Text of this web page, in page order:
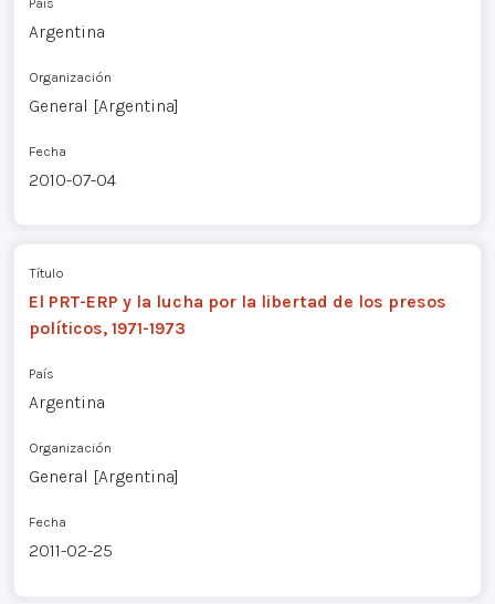
Argentina
Organización
General [Argentina]
Fecha
2010-07-04
Título
El PRT-ERP y la lucha por la libertad de los presos
políticos, 1971-1973
País
Argentina
Organización
General [Argentina]
Fecha
2011-02-25